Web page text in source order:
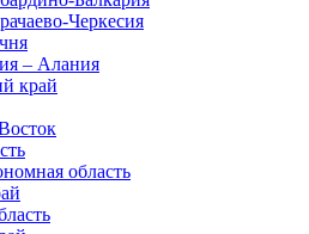
Черкесия
– Алания
край
область